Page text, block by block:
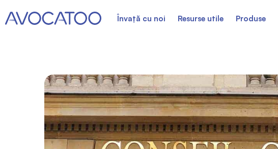
Învață cu noi Resurse utile Produse